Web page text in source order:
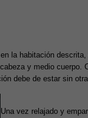
la habitación
y medio
debe de estar sin
Una vez relajado y